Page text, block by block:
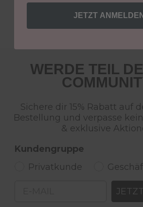
WERDE TEIL
Sichere dir 15% Rabatt auf
Bestellung und verpasse
& exklusive
Kundengruppe
Privatkunde
JETZT ANMELDEN